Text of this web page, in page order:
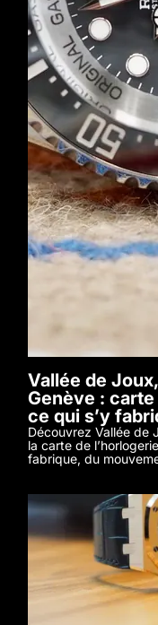
Vallée de
Genève :
ce qui s’y
Découvrez Vallée de
la carte de
fabrique, du